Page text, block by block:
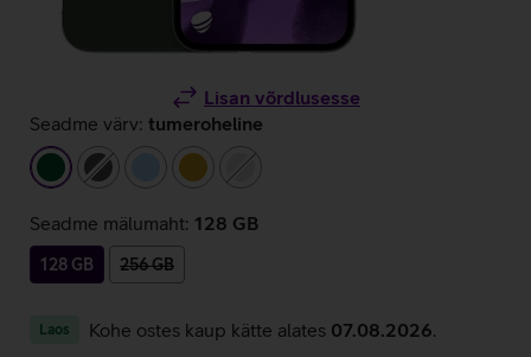
Lisan võrdlusesse
Seadme värv: tumeroheline
tumeroheline
tumehallhelesininekuldnehõbedane
Seadme mälumaht: 128 GB
128 GB 256 GB
Laos Kohe ostes kaup kätte alates 07.08.2026